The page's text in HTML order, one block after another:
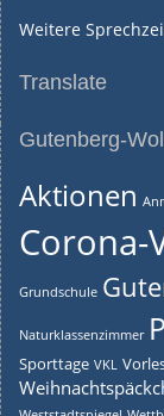
Weitere
Translate
Gutenberg-
Aktionen
Corona-
Grundschule
Naturklassenzimmer
Sporttage VKL